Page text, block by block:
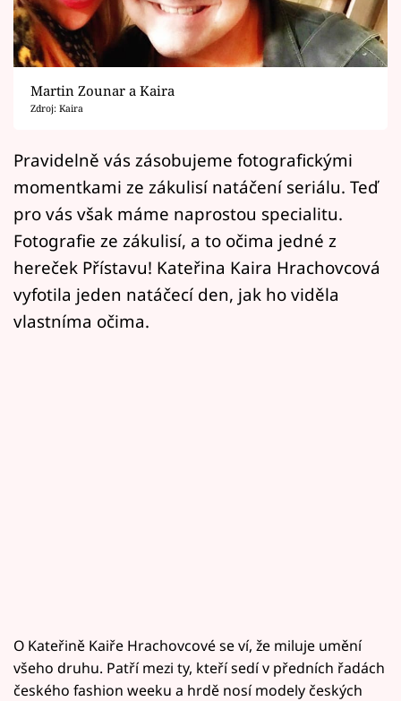
Filmový festival Karlovy Vary
Přihlášení
Sledujte nás
Martin Zounar a Kaira
Zdroj: Kaira
Pravidelně vás zásobujeme fotografickými
momentkami ze zákulisí natáčení seriálu. Teď
pro vás však máme naprostou specialitu.
Fotografie ze zákulisí, a to očima jedné z
hereček Přístavu! Kateřina Kaira Hrachovcová
vyfotila jeden natáčecí den, jak ho viděla
vlastníma očima.
O Kateřině Kaiře Hrachovcové se ví, že miluje umění
všeho druhu. Patří mezi ty, kteří sedí v předních řadách
českého fashion weeku a hrdě nosí modely českých